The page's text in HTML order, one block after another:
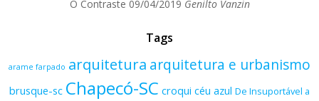
O Contraste 09/04/2019 Genilto Vanzin
Tags
arame farpado arquitetura arquitetura e urbanismo
brusque-sc Chapecó-SC croqui céu azul De Insuportável a